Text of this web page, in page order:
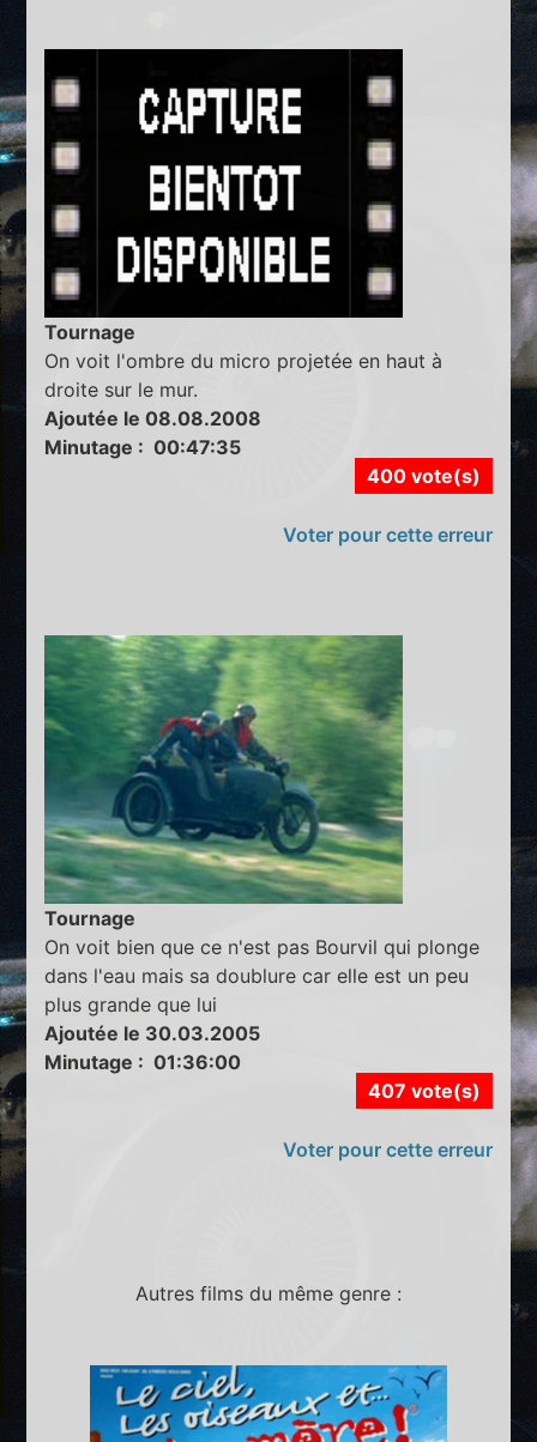
Tournage
On voit l'ombre du micro projetée en haut à
droite sur le mur.
Ajoutée le 08.08.2008
Minutage : 00:47:35
400 vote(s)
Voter pour cette erreur
Tournage
On voit bien que ce n'est pas Bourvil qui plonge
dans l'eau mais sa doublure car elle est un peu
plus grande que lui
Ajoutée le 30.03.2005
Minutage : 01:36:00
407 vote(s)
Voter pour cette erreur
Autres films du même genre :